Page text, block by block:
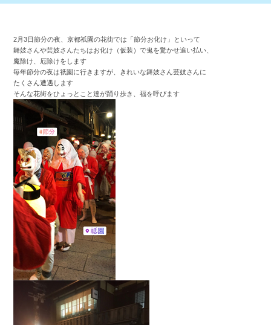
2月3日節分の夜、京都祇園の花街では「節分お化け」といって
舞妓さんや芸妓さんたちはお化け（仮装）で鬼を驚かせ追い払い、
魔除け、厄除けをします
毎年節分の夜は祇園に行きますが、きれいな舞妓さん芸妓さんに
たくさん遭遇します
そんな花街をひょっとこと達が踊り歩き、福を呼びます